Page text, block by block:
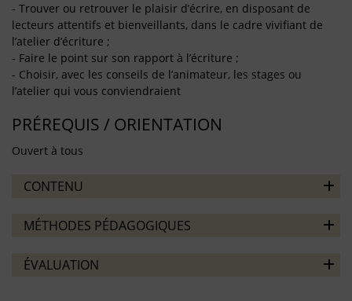
- Trouver ou retrouver le plaisir d’écrire, en disposant de
lecteurs attentifs et bienveillants, dans le cadre vivifiant de
l’atelier d’écriture ;
- Faire le point sur son rapport à l’écriture ;
- Choisir, avec les conseils de l’animateur, les stages ou
l’atelier qui vous conviendraient
PRÉREQUIS / ORIENTATION
Ouvert à tous
CONTENU
MÉTHODES PÉDAGOGIQUES
ÉVALUATION